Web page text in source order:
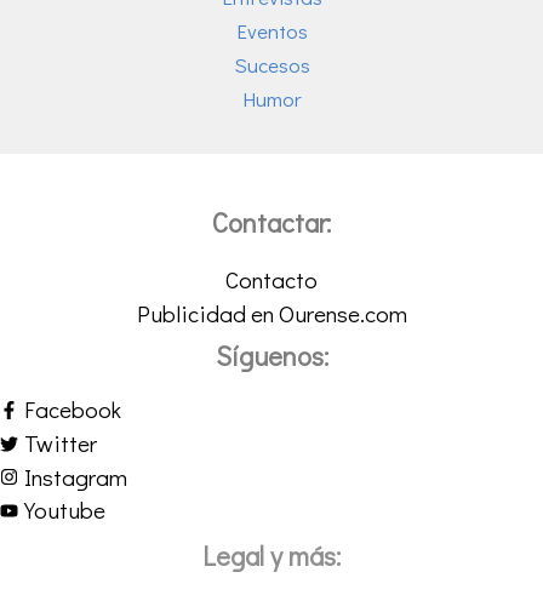
Eventos
Sucesos
Humor
Contactar:
Contacto
Publicidad en Ourense.com
Síguenos:
Facebook
Twitter
Instagram
Youtube
Legal y más: